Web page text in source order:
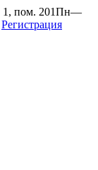
пом. 201Пн—
Регистрация